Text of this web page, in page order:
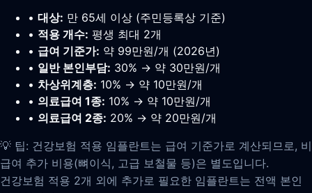
• 대상: 만 65세 이상 (주민등록상 기준)
• 적용 개수: 평생 최대 2개
• 급여 기준가: 약 99만원/개 (2026년)
• 일반 본인부담: 30% → 약 30만원/개
• 차상위계층: 10% → 약 10만원/개
• 의료급여 1종: 10% → 약 10만원/개
• 의료급여 2종: 20% → 약 20만원/개
💡 팁: 건강보험 적용 임플란트는 급여 기준가로 계산되므로, 비
급여 추가 비용(뼈이식, 고급 보철물 등)은 별도입니다.
건강보험 적용 2개 외에 추가로 필요한 임플란트는 전액 본인